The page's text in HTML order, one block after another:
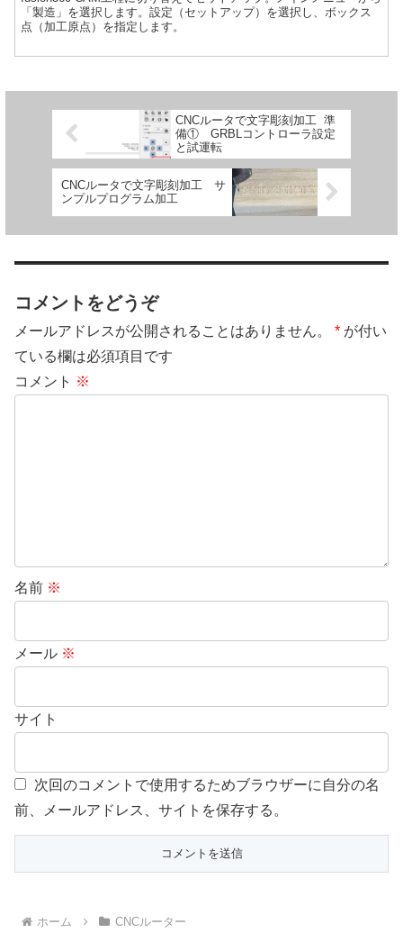
「製造」を選択します。設定（セットアップ）を選択し、ボックス
点（加工原点）を指定します。
CNCルータで文字彫刻加工 準
備① GRBLコントローラ設定
と試運転
CNCルータで文字彫刻加工 サ
ンプルプログラム加工
コメントをどうぞ
メールアドレスが公開されることはありません。 * が付い
ている欄は必須項目です
コメント ※
名前 ※
メール ※
サイト
次回のコメントで使用するためブラウザーに自分の名
前、メールアドレス、サイトを保存する。
ホーム CNCルーター